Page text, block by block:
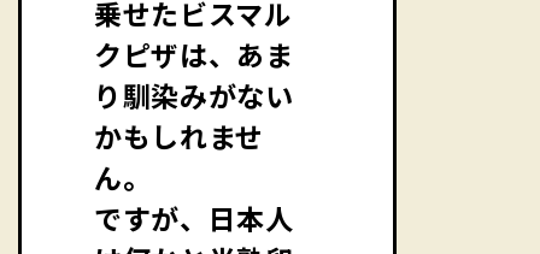
乗せたビスマル
クピザは、あま
り馴染みがない
かもしれませ
ん。
ですが、日本人